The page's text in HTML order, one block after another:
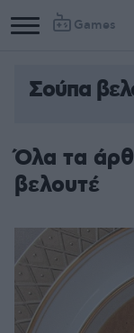
Games
Σούπα
Όλα τα
βελουτέ